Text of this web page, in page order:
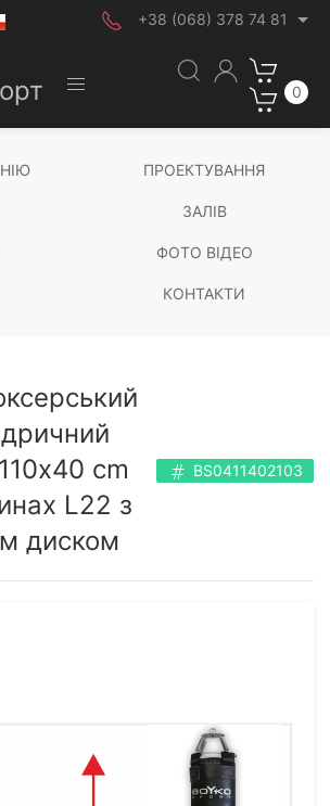
+38 (068) 378 74 81
0
ПРОЕКТУВАННЯ
ЗАЛІВ
ФОТО ВІДЕО
КОНТАКТИ
cm
L22 з
диском
BS0411402103